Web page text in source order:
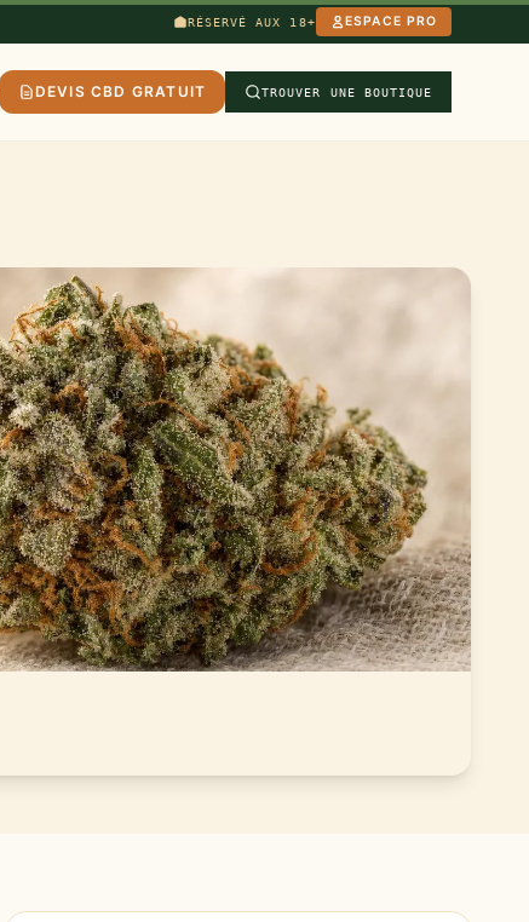
RÉSERVÉ AUX 18+ ESPACE PRO
DEVIS CBD GRATUIT TROUVER UNE BOUTIQUE